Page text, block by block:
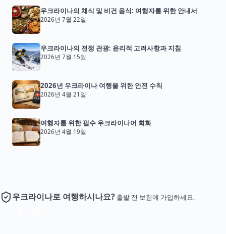
우크라이나의 채식 및 비건 음식: 여행자를 위한 안내서
2026년 7월 22일
우크라이나의 전쟁 관광: 윤리적 고려사항과 지침
2026년 7월 15일
2026년 우크라이나 여행을 위한 안전 수칙
2026년 4월 21일
여행자를 위한 필수 우크라이나어 회화
2026년 4월 19일
우크라이나로 여행하시나요? 출발 전 보험에 가입하세요.